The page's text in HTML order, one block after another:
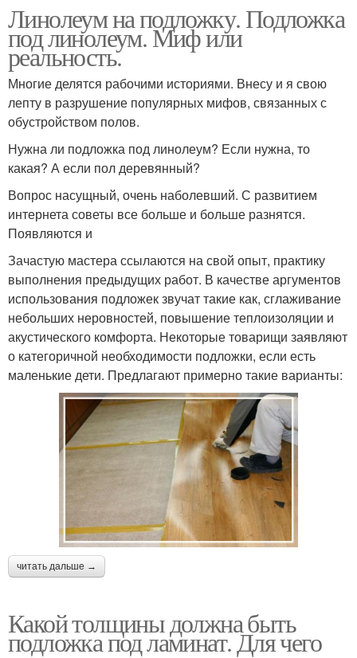
Линолеум на подложку. Подложка
под линолеум. Миф или
реальность.
Многие делятся рабочими историями. Внесу и я свою
лепту в разрушение популярных мифов, связанных с
обустройством полов.
Нужна ли подложка под линолеум? Если нужна, то
какая? А если пол деревянный?
Вопрос насущный, очень наболевший. С развитием
интернета советы все больше и больше разнятся.
Появляются и
Зачастую мастера ссылаются на свой опыт, практику
выполнения предыдущих работ. В качестве аргументов
использования подложек звучат такие как, сглаживание
небольших неровностей, повышение теплоизоляции и
акустического комфорта. Некоторые товарищи заявляют
о категоричной необходимости подложки, если есть
маленькие дети. Предлагают примерно такие варианты:
читать дальше →
Какой толщины должна быть
подложка под ламинат. Для чего